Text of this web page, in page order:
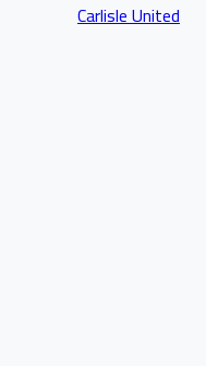
Carlisle United